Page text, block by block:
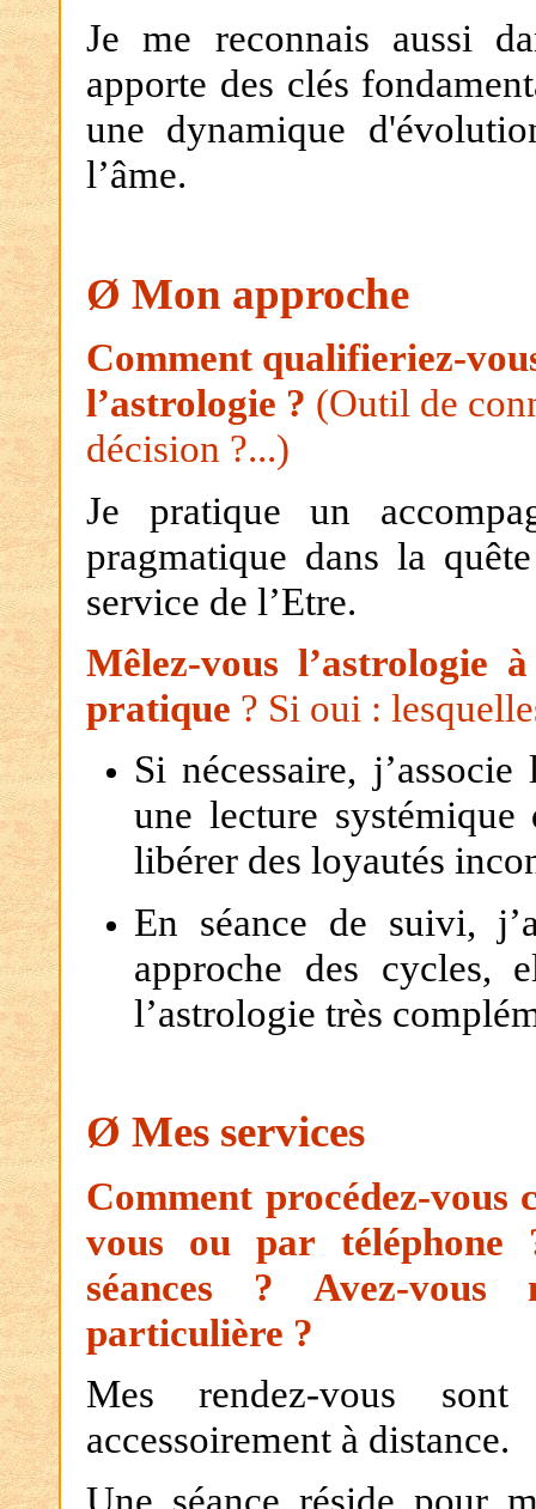
Je me reconnais aussi
apporte des clés
une dynamique
l’âme.
Ø Mon approche
Comment qualifieriez-
l’astrologie ? (Outil de
décision ?...)
Je pratique un
pragmatique dans la
service de l’Etre.
Mêlez-vous l’astrologie
pratique ? Si oui :
Si nécessaire,
une lecture
libérer des loyautés
En séance de suivi,
approche des cycles,
l’astrologie très
Ø Mes services
Comment procédez-vous
vous ou par
séances ? Avez-
particulière ?
Mes rendez-vous sont
accessoirement à distance.